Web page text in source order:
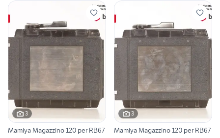
3
Mamiya Magazzino 120 per RB67
3
Mamiya Magazzino 120 per RB67